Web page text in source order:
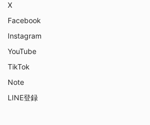
X
Facebook
Instagram
YouTube
TikTok
Note
LINE登録